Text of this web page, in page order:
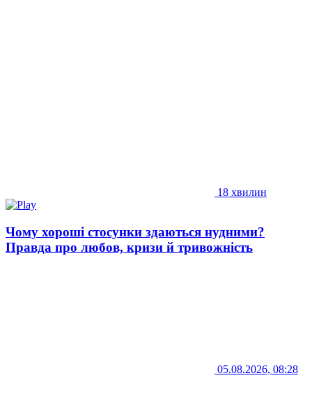
18 хвилин
Чому хороші стосунки здаються нудними?
Правда про любов, кризи й тривожність
05.08.2026, 08:28